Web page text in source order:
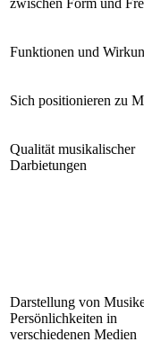
Funktionen und
Sich positionieren zu
Qualität musikalischer
Darbietungen
Darstellung von
Persönlichkeiten in
verschiedenen Medien